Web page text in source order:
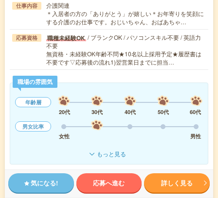
仕事内容
介護関連
＊入居者の方の「ありがとう」が嬉しい＊お年寄りを笑顔に
する介護のお仕事です。おじいちゃん、おばあちゃ…
応募資格 職種未経験OK / ブランクOK / パソコンスキル不要 / 英語力
不要
無資格・未経験OK年齢不問★10名以上採用予定★履歴書は
不要です▽応募後の流れ1)翌営業日までに担当…
職場の雰囲気
年齢層
20代
30代 40代 50代
60代
男女比率
女性
男性
もっと見る
気になる! 応募へ進む 詳しく見る